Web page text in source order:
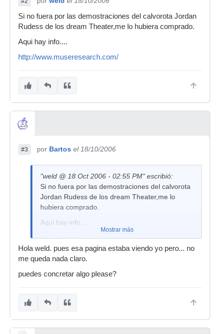
Si no fuera por las demostraciones del calvorota Jordan
Rudess de los dream Theater,me lo hubiera comprado.
Aqui hay info....
http://www.museresearch.com/
#3 por Bartos el 18/10/2006
"weld @ 18 Oct 2006 - 02:55 PM" escribió:
Si no fuera por las demostraciones del calvorota
Jordan Rudess de los dream Theater,me lo
hubiera comprado.
Aqui hay info....
http://www.museresearch.com/
Mostrar más
Hola weld. pues esa pagina estaba viendo yo pero... no
me queda nada claro.
puedes concretar algo please?